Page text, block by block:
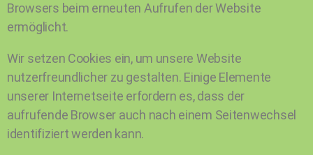
Browsers beim erneuten Aufrufen der Website
ermöglicht.
Wir setzen Cookies ein, um unsere Website
nutzerfreundlicher zu gestalten. Einige Elemente
unserer Internetseite erfordern es, dass der
aufrufende Browser auch nach einem Seitenwechsel
identifiziert werden kann.